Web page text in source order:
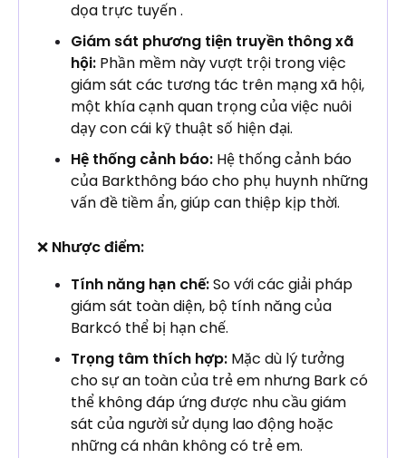
dọa trực tuyến .
Giám sát phương tiện truyền thông xã
hội: Phần mềm này vượt trội trong việc
giám sát các tương tác trên mạng xã hội,
một khía cạnh quan trọng của việc nuôi
dạy con cái kỹ thuật số hiện đại.
Hệ thống cảnh báo: Hệ thống cảnh báo
của Barkthông báo cho phụ huynh những
vấn đề tiềm ẩn, giúp can thiệp kịp thời.
❌ Nhược điểm:
Tính năng hạn chế:So với các giải pháp
giám sát toàn diện, bộ tính năng của
Barkcó thể bị hạn chế.
Trọng tâm thích hợp: Mặc dù lý tưởng
cho sự an toàn của trẻ em nhưng Bark có
thể không đáp ứng được nhu cầu giám
sát của người sử dụng lao động hoặc
những cá nhân không có trẻ em.